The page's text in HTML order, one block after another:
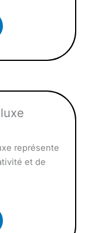
représente
et de